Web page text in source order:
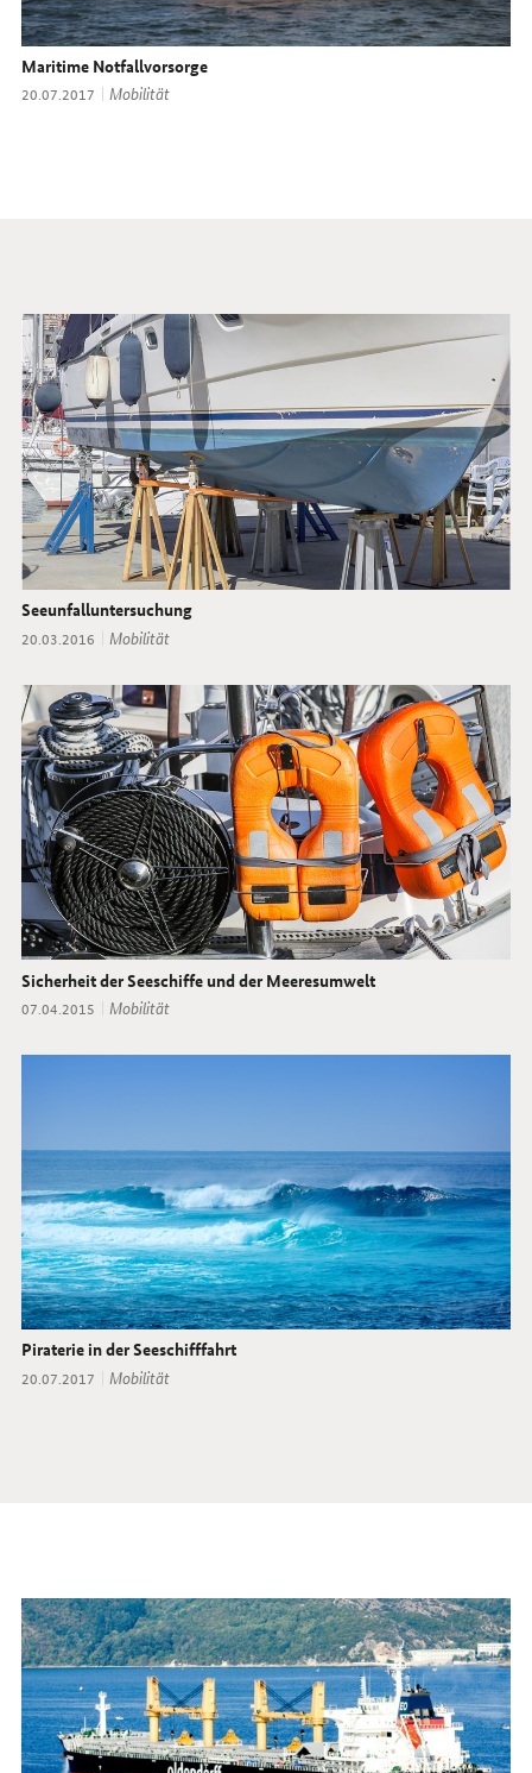
Maritime Notfallvorsorge
Datum:
20.07.2017 Thema:
Mobilität
Seeunfalluntersuchung
Datum:
20.03.2016 Thema:
Mobilität
Sicherheit der Seeschiffe und der Meeresumwelt
Datum:
07.04.2015 Thema:
Mobilität
Piraterie in der Seeschifffahrt
Datum:
20.07.2017 Thema:
Mobilität